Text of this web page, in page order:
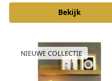
Bekijk
NIEUWE COLLECTIE